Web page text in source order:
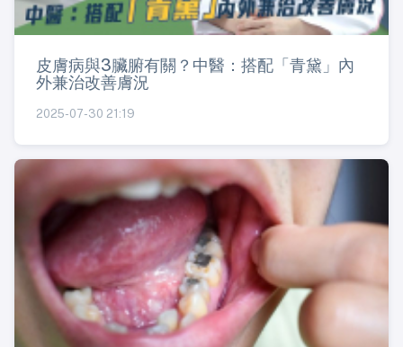
皮膚病與3臟腑有關？中醫：搭配「青黛」內
外兼治改善膚況
2025-07-30 21:19